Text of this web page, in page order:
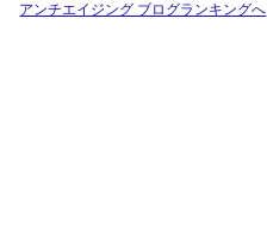
アンチエイジング ブログランキングへ